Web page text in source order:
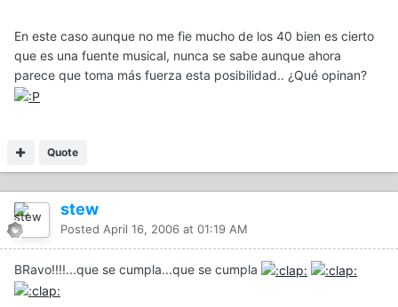
En este caso aunque no me fie mucho de los 40 bien es cierto
que es una fuente musical, nunca se sabe aunque ahora
parece que toma más fuerza esta posibilidad.. ¿Qué opinan?
Quote
stew
Posted April 16, 2006 at 01:19 AM
BRavo!!!!...que se cumpla...que se cumpla